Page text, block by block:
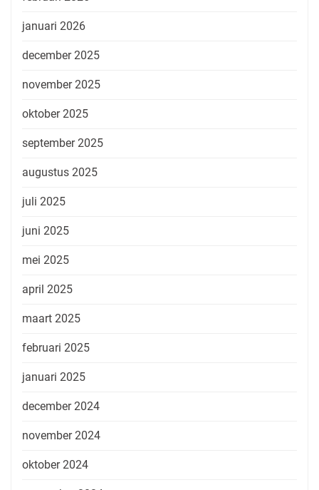
januari 2026
december 2025
november 2025
oktober 2025
september 2025
augustus 2025
juli 2025
juni 2025
mei 2025
april 2025
maart 2025
februari 2025
januari 2025
december 2024
november 2024
oktober 2024